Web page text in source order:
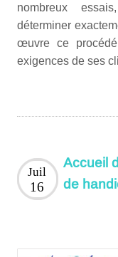
nombreux
déterminer
œuvre ce
exigences de ses
Accueil
de
Juil
16